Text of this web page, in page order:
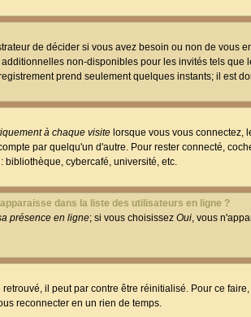
de décider si vous avez besoin ou non de vous
non-disponibles pour les invités tels
prend seulement quelques instants; il est
à chaque visite lorsque vous vous connectez,
par quelqu'un d'autre. Pour rester connecté,
cybercafé, université, etc.
dans la liste des utilisateurs en ligne ?
présence en ligne; si vous choisissez Oui, vous
il peut par contre être réinitialisé. Pour ce
reconnecter en un rien de temps.